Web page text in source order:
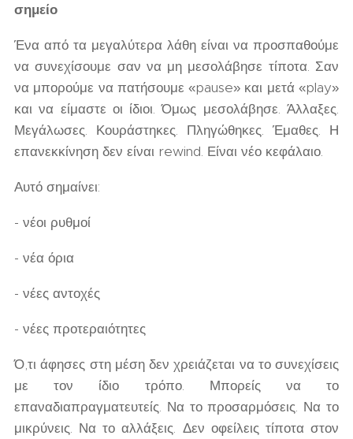
σημείο
Ένα από τα μεγαλύτερα λάθη είναι να προσπαθούμε
να συνεχίσουμε σαν να μη μεσολάβησε τίποτα. Σαν
να μπορούμε να πατήσουμε «pause» και μετά «play»
και να είμαστε οι ίδιοι. Όμως μεσολάβησε. Άλλαξες.
Μεγάλωσες. Κουράστηκες. Πληγώθηκες. Έμαθες. Η
επανεκκίνηση δεν είναι rewind. Είναι νέο κεφάλαιο.
Αυτό σημαίνει:
- νέοι ρυθμοί
- νέα όρια
- νέες αντοχές
- νέες προτεραιότητες
Ό,τι άφησες στη μέση δεν χρειάζεται να το συνεχίσεις
με τον ίδιο τρόπο. Μπορείς να το
επαναδιαπραγματευτείς. Να το προσαρμόσεις. Να το
μικρύνεις. Να το αλλάξεις. Δεν οφείλεις τίποτα στον